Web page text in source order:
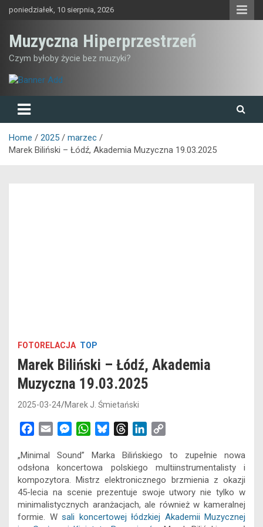
poniedziałek, 10 sierpnia, 2026
Muzyczna Hiperprzestrzeń
Czym byłoby życie bez muzyki?
Home 2025
marzec
Marek Biliński – Łódź, Akademia Muzyczna 19.03.2025
FOTORELACJA TOP
Marek Biliński – Łódź, Akademia
Muzyczna 19.03.2025
2025-03-24 Marek J. Śmietański
c
e
b
o
o
a
l
M
s
s
e
n
g
W
a
t
s
A
p
u
e
s
k
y
r
e
a
d
s
n
k
e
d
I
p
y
i
n
„Minimal Sound” Marka Bilińskiego to zupełnie nowa
odsłona koncertowa polskiego multiinstrumentalisty i
kompozytora. Mistrz elektronicznego brzmienia z okazji
45-lecia na scenie prezentuje swoje utwory nie tylko w
minimalistycznych aranżacjach, ale również w kameralnej
formie. W sali koncertowej łódzkiej Akademii Muzycznej